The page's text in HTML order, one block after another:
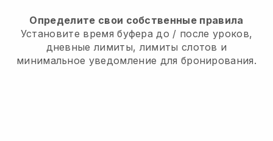
Определите свои собственные правила
Установите время буфера до / после уроков,
дневные лимиты, лимиты слотов и
минимальное уведомление для бронирования.